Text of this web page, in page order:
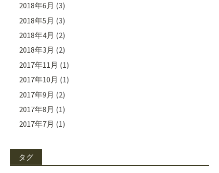
2018年6月 (3)
2018年5月 (3)
2018年4月 (2)
2018年3月 (2)
2017年11月 (1)
2017年10月 (1)
2017年9月 (2)
2017年8月 (1)
2017年7月 (1)
タグ